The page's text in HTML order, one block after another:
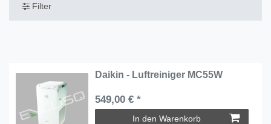
Filter
Daikin - Luftreiniger MC55W
549,00 € *
In den Warenkorb